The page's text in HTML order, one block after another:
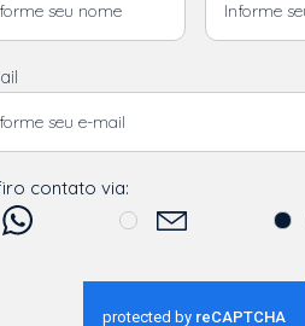
contato via: